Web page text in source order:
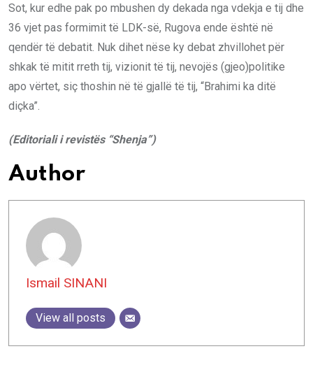
Sot, kur edhe pak po mbushen dy dekada nga vdekja e tij dhe
36 vjet pas formimit të LDK-së, Rugova ende është në
qendër të debatit. Nuk dihet nëse ky debat zhvillohet për
shkak të mitit rreth tij, vizionit të tij, nevojës (gjeo)politike
apo vërtet, siç thoshin në të gjallë të tij, “Brahimi ka ditë
diçka”.
(Editoriali i revistës “Shenja”)
Author
Ismail SINANI
View all posts